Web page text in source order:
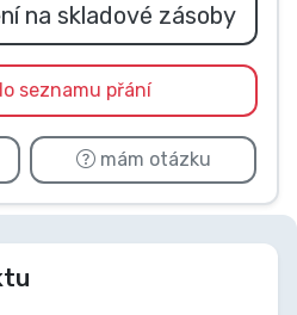
na skladové zásoby
seznamu přání
mám otázku